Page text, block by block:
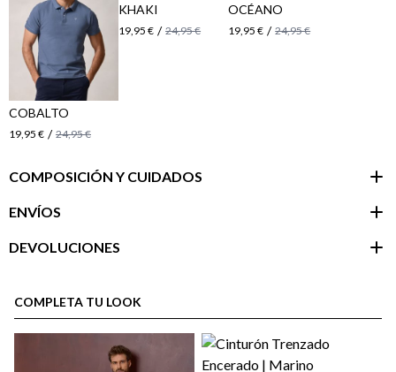
COBALTO
19,95 € / 24,95 €
KHAKI
19,95 € / 24,95 €
OCÉANO
19,95 € / 24,95 €
COMPOSICIÓN Y CUIDADOS
ENVÍOS
DEVOLUCIONES
cliente
COMPLETA TU LOOK